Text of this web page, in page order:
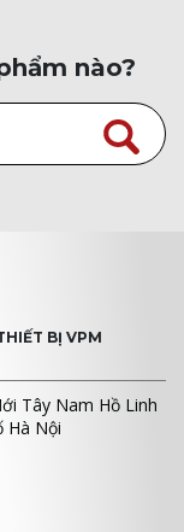
nào?
BỊ VPM
Tây Nam Hồ Linh
Hà Nội